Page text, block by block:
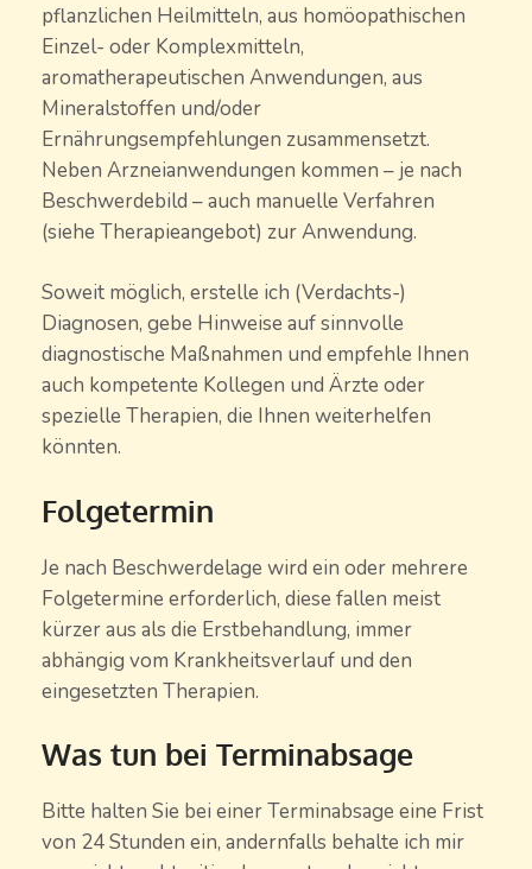
pflanzlichen Heilmitteln, aus homöopathischen
Einzel- oder Komplexmitteln,
aromatherapeutischen Anwendungen, aus
Mineralstoffen und/oder
Ernährungsempfehlungen zusammensetzt.
Neben Arzneianwendungen kommen – je nach
Beschwerdebild – auch manuelle Verfahren
(siehe Therapieangebot) zur Anwendung.
Soweit möglich, erstelle ich (Verdachts-)
Diagnosen, gebe Hinweise auf sinnvolle
diagnostische Maßnahmen und empfehle Ihnen
auch kompetente Kollegen und Ärzte oder
spezielle Therapien, die Ihnen weiterhelfen
könnten.
Folgetermin
Je nach Beschwerdelage wird ein oder mehrere
Folgetermine erforderlich, diese fallen meist
kürzer aus als die Erstbehandlung, immer
abhängig vom Krankheitsverlauf und den
eingesetzten Therapien.
Was tun bei Terminabsage
Bitte halten Sie bei einer Terminabsage eine Frist
von 24 Stunden ein, andernfalls behalte ich mir